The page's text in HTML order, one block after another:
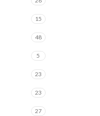
15
48
5
23
23
27